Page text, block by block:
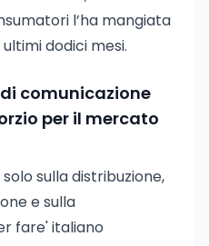
l’ha mangiata
dodici mesi.
comunicazione
per il mercato
sulla distribuzione,
e sulla
fare' italiano